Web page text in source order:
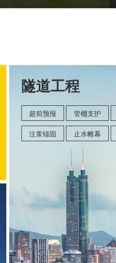
隧道工程
超前预报 管棚支护
注浆锚固 止水帷幕